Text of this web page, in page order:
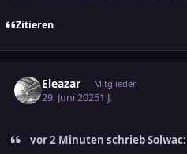
Zitieren
Eleazar Mitglieder
29. Juni 20251 J.
vor 2 Minuten schrieb Solwac: